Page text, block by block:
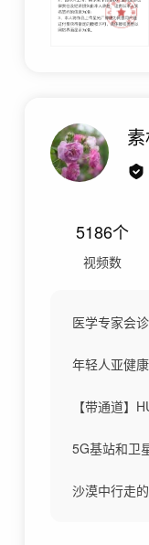
5186个
视频数
医学专家会
年轻人亚健
【带通道】
5G基站和卫
沙漠中行走